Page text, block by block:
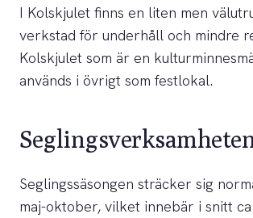
I Kolskjulet finns en liten men
verkstad för underhåll och mindre
Kolskjulet som är en
används i övrigt som festlokal.
Seglingssäsongen sträcker sig
maj-oktober, vilket innebär i snitt